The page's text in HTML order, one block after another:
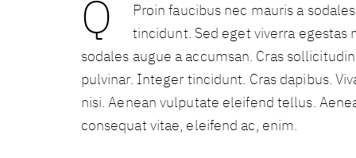
Q
Proin faucibus nec mauris a
tincidunt. Sed eget viverra egestas
sodales augue a accumsan. Cras
pulvinar. Integer tincidunt. Cras dapibus.
nisi. Aenean vulputate eleifend tellus.
consequat vitae, eleifend ac, enim.